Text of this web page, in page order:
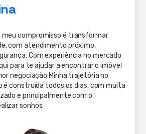
meu compromisso é transformar
com atendimento próximo,
Com experiência no mercado
para te ajudar a encontrar o imóvel
negociação.Minha trajetória no
é construída todos os dias, com muita
e principalmente com o
sonhos.